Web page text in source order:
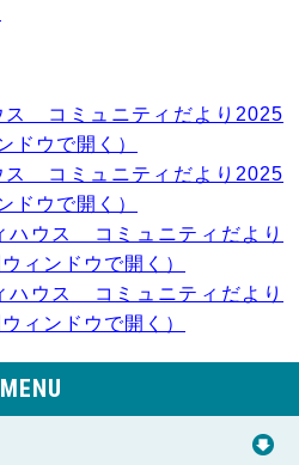
ス コミュニティだより2025
ドウで開く）
ス コミュニティだより2025
ドウで開く）
ハウス コミュニティだより
ィンドウで開く）
ハウス コミュニティだより
ィンドウで開く）
MENU